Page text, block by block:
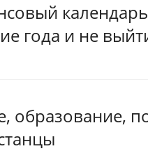
года и не
образование,